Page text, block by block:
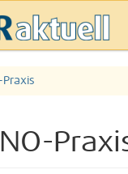
Praxis